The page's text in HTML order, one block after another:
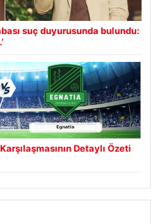
suç duyurusunda bulundu:
Detaylı Özeti